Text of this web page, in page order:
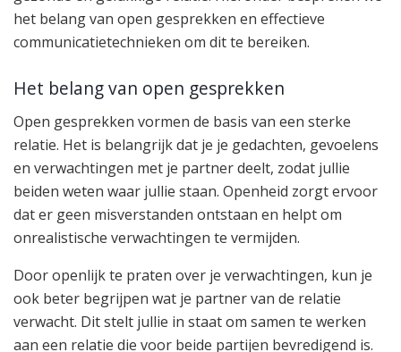
het belang van open gesprekken en effectieve
communicatietechnieken om dit te bereiken.
Het belang van open gesprekken
Open gesprekken vormen de basis van een sterke
relatie. Het is belangrijk dat je je gedachten, gevoelens
en verwachtingen met je partner deelt, zodat jullie
beiden weten waar jullie staan. Openheid zorgt ervoor
dat er geen misverstanden ontstaan en helpt om
onrealistische verwachtingen te vermijden.
Door openlijk te praten over je verwachtingen, kun je
ook beter begrijpen wat je partner van de relatie
verwacht. Dit stelt jullie in staat om samen te werken
aan een relatie die voor beide partijen bevredigend is.